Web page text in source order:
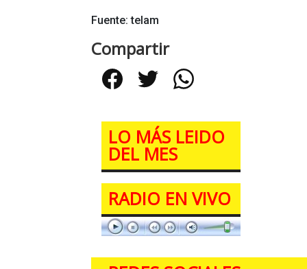
Fuente: telam
Compartir
FacebookTwitterWhatsApp
LO MÁS LEIDO
DEL MES
RADIO EN VIVO